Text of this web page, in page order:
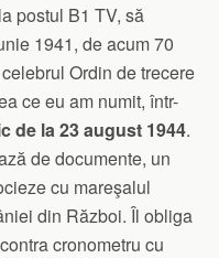
postul B1 TV, să
1941, de acum 70
Ordin de trecere
ce eu am numit, într-
de la 23 august 1944.
de documente, un
cu mareşalul
din Război. Îl obliga
cronometru cu